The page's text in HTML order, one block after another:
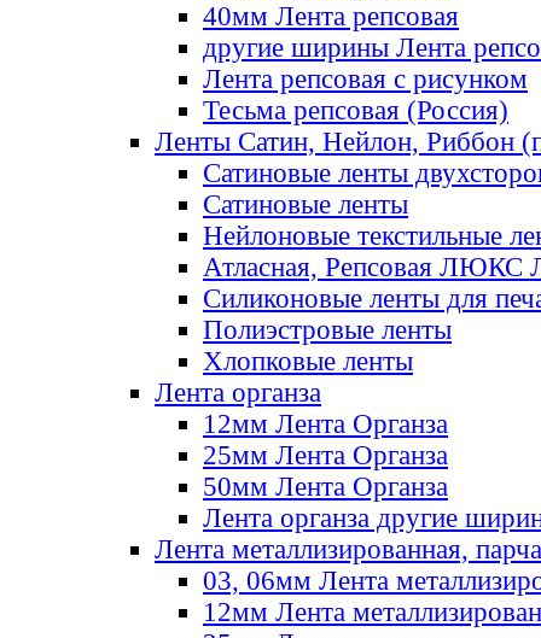
40мм Лента репсовая
другие ширины Лента
Лента репсовая с рисунком
Тесьма репсовая (Россия)
Ленты Сатин, Нейлон, Риббон
Сатиновые ленты
Сатиновые ленты
Нейлоновые текстильные
Атласная, Репсовая ЛЮКС
Силиконовые ленты для
Полиэстровые ленты
Хлопковые ленты
Лента органза
12мм Лента Органза
25мм Лента Органза
50мм Лента Органза
Лента органза другие
Лента металлизированная, парча
03, 06мм Лента
12мм Лента